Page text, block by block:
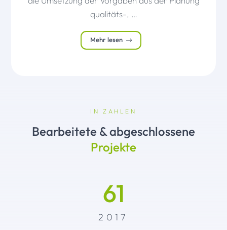
qualitäts-, …
Mehr lesen
IN ZAHLEN
Bearbeitete & abgeschlossene
Projekte
61
2017